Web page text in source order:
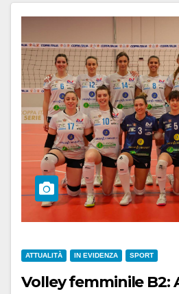
ATTUALITÀ IN EVIDENZA SPORT
Volley femminile B2: